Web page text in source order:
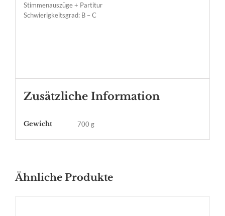
Stimmenauszüge + Partitur
Schwierigkeitsgrad: B – C
Zusätzliche Information
Gewicht 700 g
Ähnliche Produkte